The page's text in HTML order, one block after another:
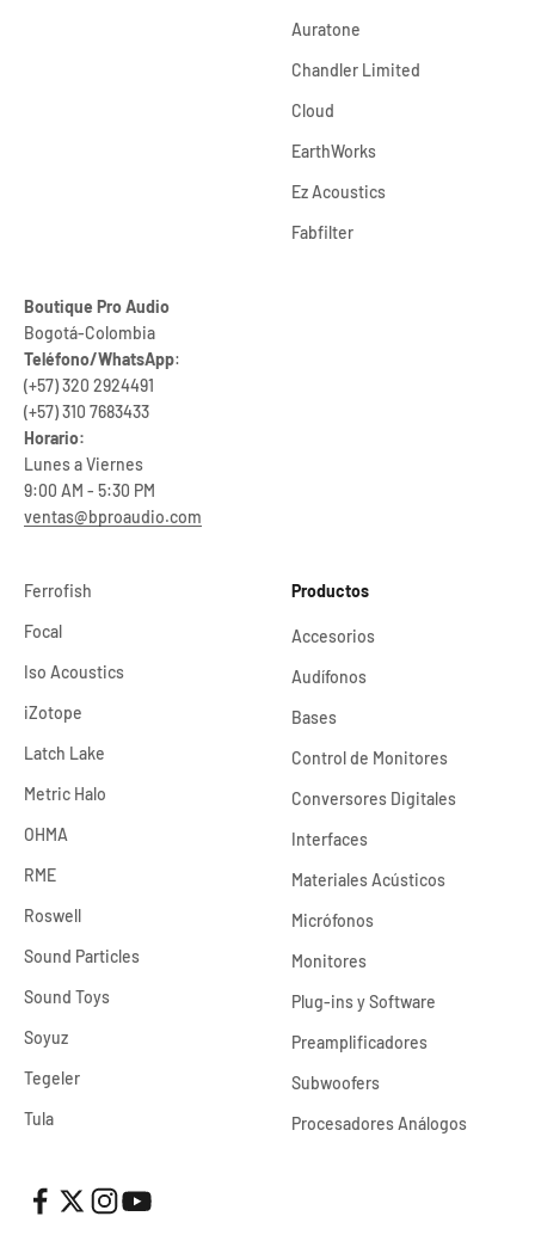
Boutique Pro Audio
Bogotá-Colombia
Teléfono/WhatsApp:
(+57) 320 2924491
(+57) 310 7683433
Horario:
Lunes a Viernes
9:00 AM - 5:30 PM
ventas@bproaudio.com
Auratone
Chandler Limited
Cloud
EarthWorks
Ez Acoustics
Fabfilter
Ferrofish
Focal
Iso Acoustics
iZotope
Latch Lake
Metric Halo
OHMA
RME
Roswell
Sound Particles
Sound Toys
Soyuz
Tegeler
Tula
Productos
Accesorios
Audífonos
Bases
Control de Monitores
Conversores Digitales
Interfaces
Materiales Acústicos
Micrófonos
Monitores
Plug-ins y Software
Preamplificadores
Subwoofers
Procesadores Análogos